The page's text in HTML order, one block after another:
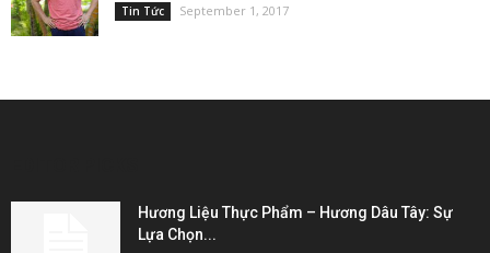
Tin Tức September 1, 2017
Hương Liệu Thực Phẩm – Hương Dâu Tây: Sự
Lựa Chọn...